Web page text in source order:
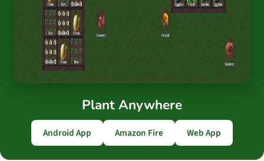
Plant Anywhere
Android App Amazon Fire Web App